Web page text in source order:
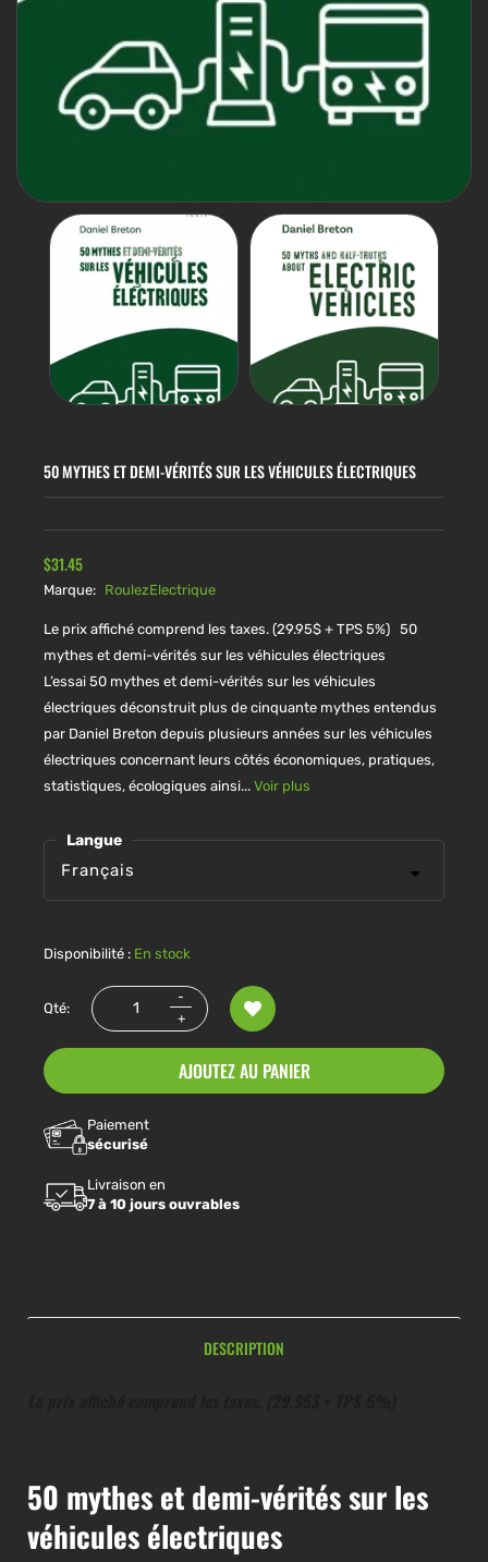
50 MYTHES ET DEMI-VÉRITÉS SUR LES VÉHICULES ÉLECTRIQUES
$31.45
Marque: RoulezElectrique
Le prix affiché comprend les taxes. (29.95$ + TPS 5%) 50
mythes et demi-vérités sur les véhicules électriques
L’essai 50 mythes et demi-vérités sur les véhicules
électriques déconstruit plus de cinquante mythes entendus
par Daniel Breton depuis plusieurs années sur les véhicules
électriques concernant leurs côtés économiques, pratiques,
statistiques, écologiques ainsi... Voir plus
Langue
Disponibilité : En stock
Qté:
AJOUTEZ AU PANIER
Paiement
sécurisé
Livraison en
7 à 10 jours ouvrables
DESCRIPTION
50 mythes et demi-vérités sur les
véhicules électriques